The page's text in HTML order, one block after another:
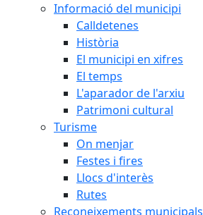
Informació del municipi
Calldetenes
Història
El municipi en xifres
El temps
L'aparador de l'arxiu
Patrimoni cultural
Turisme
On menjar
Festes i fires
Llocs d'interès
Rutes
Reconeixements municipals